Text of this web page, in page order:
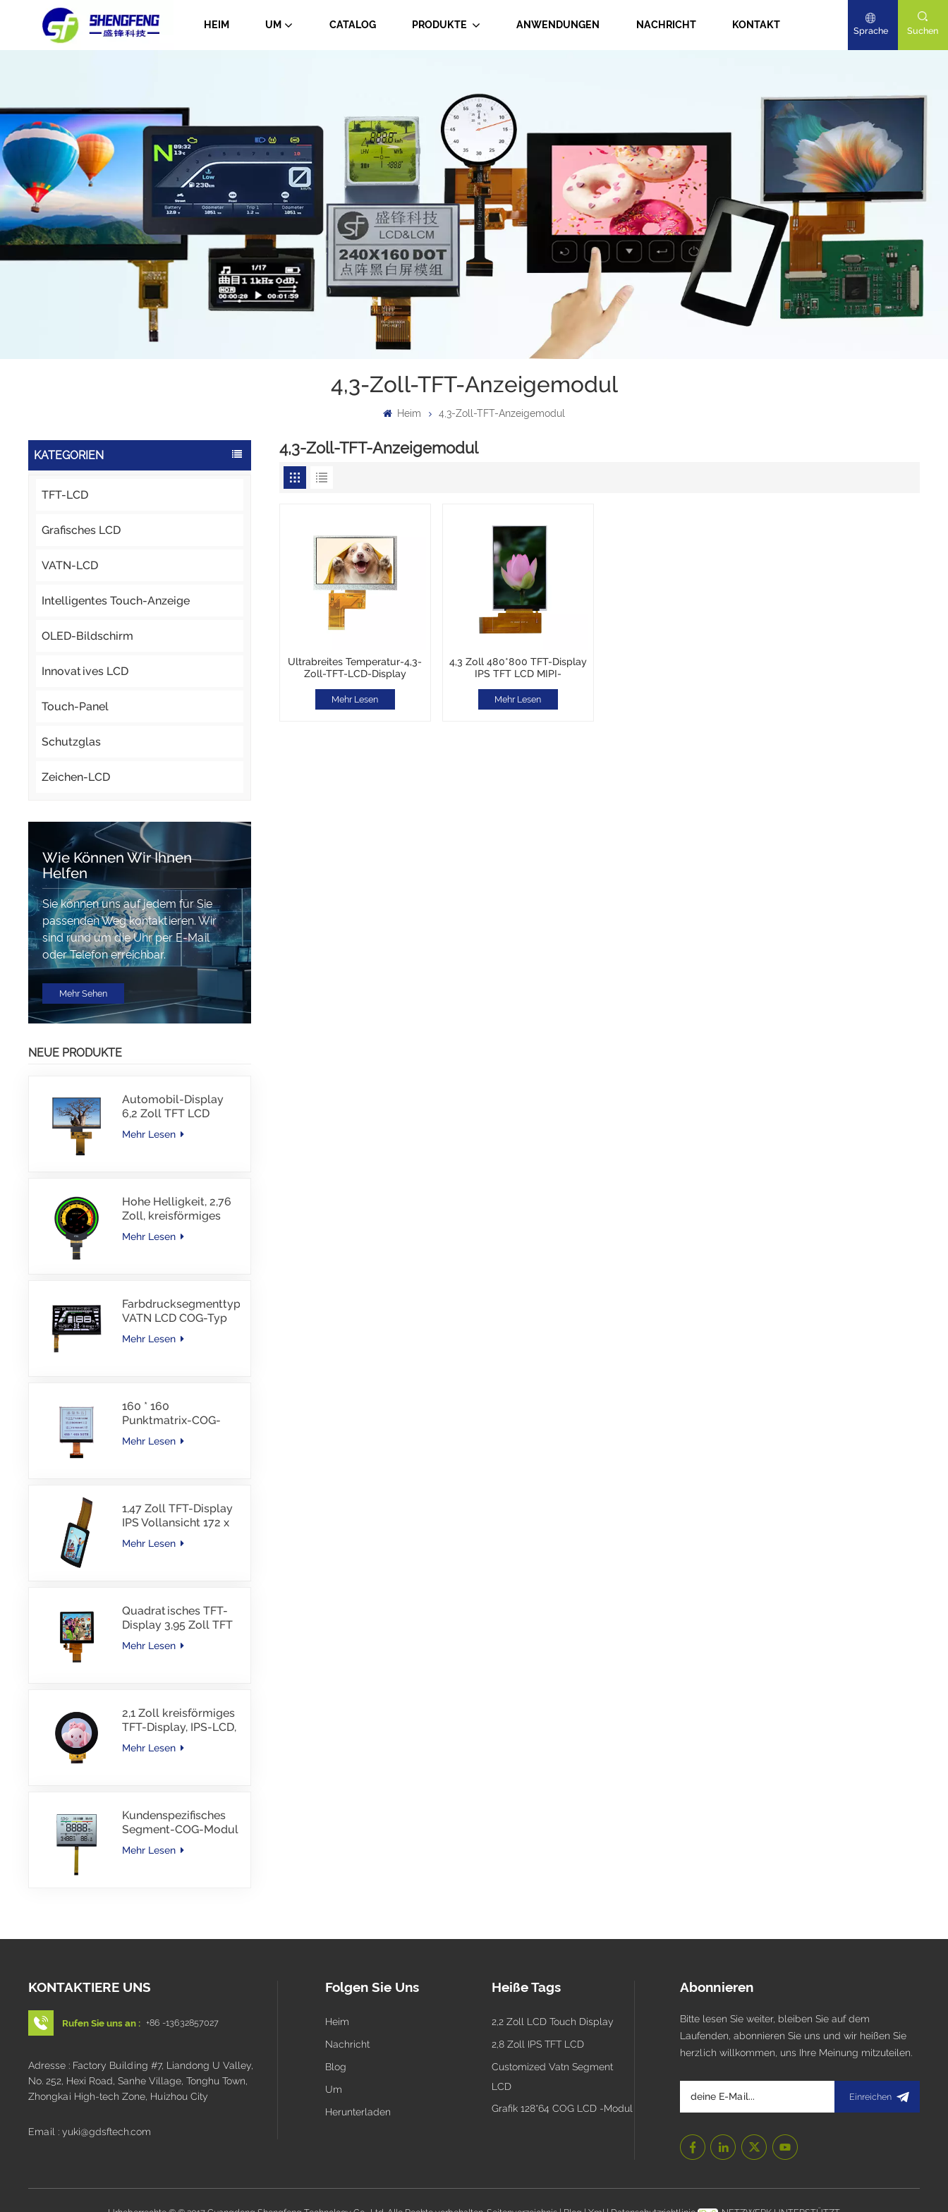
HEIM UM CATALOG PRODUKTE ANWENDUNGEN NACHRICHT KONTAKT Suchen
Sprache
English
Deutsch
日本語
4,3-Zoll-TFT-Anzeigemodul
Heim 4,3-Zoll-TFT-Anzeigemodul
KATEGORIEN
TFT-LCD
Grafisches LCD
VATN-LCD
Intelligentes Touch-Anzeige
OLED-Bildschirm
Innovatives LCD
Touch-Panel
Schutzglas
Zeichen-LCD
Wie Können Wir Ihnen
Helfen
Sie können uns auf jedem für Sie
passenden Weg kontaktieren. Wir
sind rund um die Uhr per E-Mail
oder Telefon erreichbar.
Mehr Sehen
NEUE PRODUKTE
Automobil-Display
6,2 Zoll TFT LCD
1024*600 IPS TFT-
Schnittstellentreiber-
Mehr Lesen
Hohe Helligkeit, 2,76
Zoll, kreisförmiges
TFT-Display, 480 x
480 Auflösung, 1000
Mehr Lesen
Farbdrucksegmenttyp
VATN LCD COG-Typ
LCD mit IIC-
Schnittstelle für E-
Mehr Lesen
160 * 160
Punktmatrix-COG-
LCD-Modul FSTN LCD
China Lieferant
Mehr Lesen
1,47 Zoll TFT-Display
IPS Vollansicht 172 x
320 Auflösung
Bildschirm
Mehr Lesen
Quadratisches TFT-
Display 3,95 Zoll TFT
LCD 480*480 40PINS
RGB-Schnittstelle
Mehr Lesen
2,1 Zoll kreisförmiges
TFT-Display, IPS-LCD,
RGB-Schnittstelle
Mehr Lesen
Kundenspezifisches
Segment-COG-Modul
TN-LCD mit
Farbdruck
Mehr Lesen
4,3-Zoll-TFT-Anzeigemodul
Ultrabreites Temperatur-4,3-
Zoll-TFT-LCD-Display
6-Uhr-Treiber-IC ST7282A
Mehr Lesen
4,3 Zoll 480*800 TFT-Display
IPS TFT LCD MIPI-
Sonnenlichtlesbar
Mehr Lesen
KONTAKTIERE UNS
Rufen Sie uns an : +86 -13632857027
Adresse : Factory Building #7, Liandong U Valley,
No. 252, Hexi Road, Sanhe Village, Tonghu Town,
Zhongkai High-tech Zone, Huizhou City
Email : yuki@gdsftech.com
Folgen Sie Uns
Heim
Nachricht
Blog
Um
Herunterladen
Heiße Tags
2,2 Zoll LCD Touch Display
2,8 Zoll IPS TFT LCD
Customized Vatn Segment
LCD
Grafik 128*64 COG LCD -Modul
Abonnieren
Bitte lesen Sie weiter, bleiben Sie auf dem
Laufenden, abonnieren Sie uns und wir heißen Sie
herzlich willkommen, uns Ihre Meinung mitzuteilen.
Einreichen